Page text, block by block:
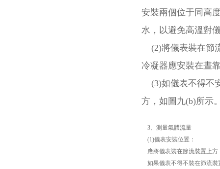
安裝兩個位于同高
水，以避免高溫對
(2)將儀表裝在節
冷凝器應安裝在晝
(3)如儀表不得不
方，如圖九(b)所示
3、測量氣體流量
(1)儀表安裝位置：
應將儀表裝在節流裝置上方
如果儀表不得不裝在節流裝